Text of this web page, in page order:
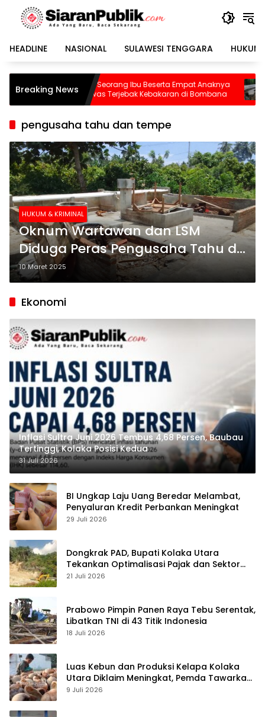
Langsung
konten
HEADLINE
NASIONAL SULAWESI TENGGARA HUKUM
Breaking News
Pilu, Seorang Ibu Beserta Empat Anaknya
Tewas Terjebak Kebakaran di Bombana
Waspada! BMKG
Dikepung 13 Sesar
Sudah Terekam
pengusaha tahu dan tempe
HUKUM & KRIMINAL
Oknum Wartawan dan LSM
Diduga Peras Pengusaha Tahu di
Kolut, Tempat Usaha Diancam
Ditutup Permanen
10 Maret 2025
Ekonomi
Inflasi Sultra Juni 2026 Tembus 4,68 Persen, Baubau
Tertinggi, Kolaka Posisi Kedua
31 Juli 2026
BI Ungkap Laju Uang Beredar Melambat,
Penyaluran Kredit Perbankan Meningkat
29 Juli 2026
Dongkrak PAD, Bupati Kolaka Utara
Tekankan Optimalisasi Pajak dan Sektor
Tambang
21 Juli 2026
Prabowo Pimpin Panen Raya Tebu Serentak,
Libatkan TNI di 43 Titik Indonesia
18 Juli 2026
Luas Kebun dan Produksi Kelapa Kolaka
Utara Diklaim Meningkat, Pemda Tawarkan
Peluang Investasi
9 Juli 2026